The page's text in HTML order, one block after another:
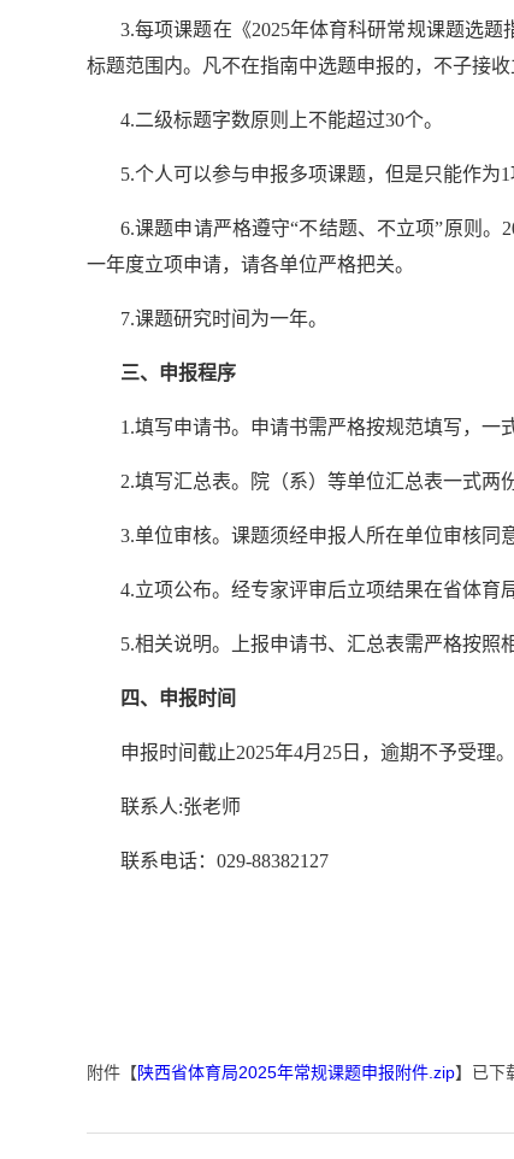
3.每项课题在《2025年体育科研常规课题选题
标题范围内。凡不在指南中选题申报的，不子接收
4.二级标题字数原则上不能超过30个。
5.个人可以参与申报多项课题，但是只能作为1
6.课题申请严格遵守“不结题、不立项”原则。
一年度立项申请，请各单位严格把关。
7.课题研究时间为一年。
三、申报程序
1.填写申请书。申请书需严格按规范填写，一
2.填写汇总表。院（系）等单位汇总表一式两份
3.单位审核。课题须经申报人所在单位审核同
4.立项公布。经专家评审后立项结果在省体育
5.相关说明。上报申请书、汇总表需严格按照
四、申报时间
申报时间截止2025年4月 25 日，逾期不予受理。
联系人:张老师
联系电话： 029-88382127
附件【陕西省体育局2025年常规课题申报附件.zip】已下